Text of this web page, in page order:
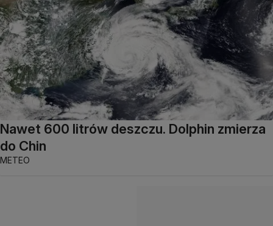
Nawet 600 litrów deszczu. Dolphin zmierza
do Chin
METEO